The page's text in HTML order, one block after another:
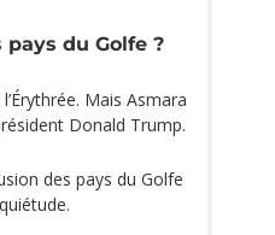
du Golfe ?
Mais Asmara
Donald Trump.
des pays du Golfe